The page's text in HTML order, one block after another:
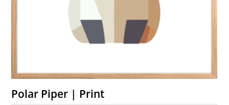
Polar Piper | Print